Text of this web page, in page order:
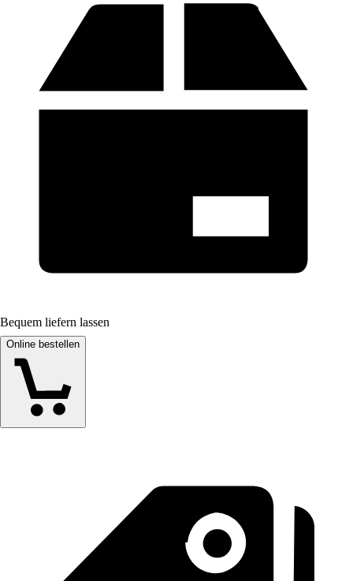
Bequem liefern lassen
Online bestellen